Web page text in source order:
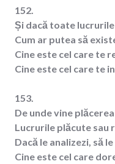
152.
Și dacă toate
Cum ar putea să
Cine este cel care te
Cine este cel care te
153.
De unde vine
Lucrurile plăcute sau
Dacă le analizezi, să
Cine este cel care